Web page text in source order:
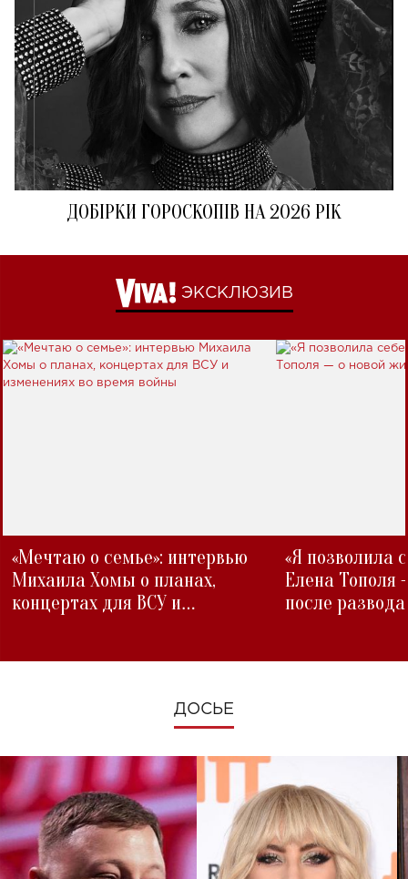
ДОБІРКИ ГОРОСКОПІВ НА 2026 РІК
ЭКСКЛЮЗИВ
«Мечтаю о семье»: интервью
Михаила Хомы о планах,
концертах для ВСУ и
«Я позволила
Елена Тополя
после развода
ДОСЬЕ